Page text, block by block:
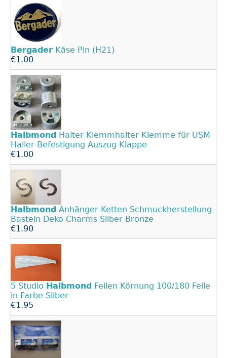
Bergader Käse Pin (H21)
€1.00
Halbmond Halter Klemmhalter Klemme für USM
Haller Befestigung Auszug Klappe
€1.00
Halbmond Anhänger Ketten Schmuckherstellung
Basteln Deko Charms Silber Bronze
€1.90
5 Studio Halbmond Feilen Körnung 100/180 Feile
in Farbe Silber
€1.95